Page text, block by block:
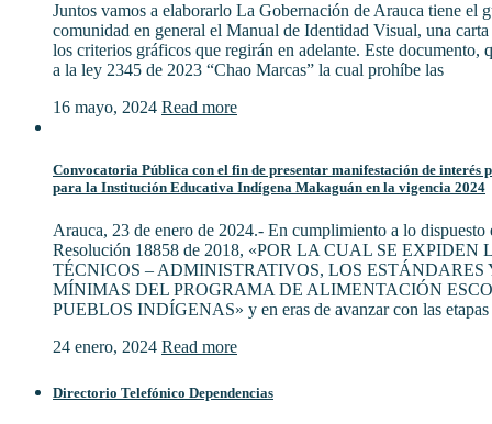
Juntos vamos a elaborarlo La Gobernación de Arauca tiene el
comunidad en general el Manual de Identidad Visual, una
los criterios gráficos que regirán en adelante. Este documento,
a la ley 2345 de 2023 “Chao Marcas” la cual prohíbe las
16 mayo, 2024 Read more
Convocatoria Pública con el fin de presentar manifestación de interés
para la Institución Educativa Indígena Makaguán en la vigencia 2024
Arauca, 23 de enero de 2024.- En cumplimiento a lo dispuesto
Resolución 18858 de 2018, «POR LA CUAL SE
TÉCNICOS – ADMINISTRATIVOS, LOS ESTÁNDARES
MÍNIMAS DEL PROGRAMA DE ALIMENTACIÓN
PUEBLOS INDÍGENAS» y en eras de avanzar con las etapas
24 enero, 2024 Read more
Directorio Telefónico Dependencias